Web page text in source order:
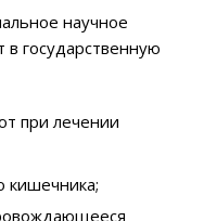
научное
государственную
при лечении
кишечника;